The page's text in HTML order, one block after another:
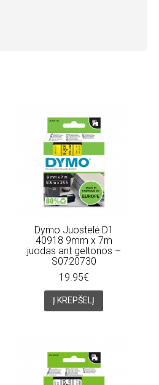
Dymo Juostelė D1
40918 9mm x 7m
juodas ant geltonos –
S0720730
19.95€
Į KREPŠELĮ